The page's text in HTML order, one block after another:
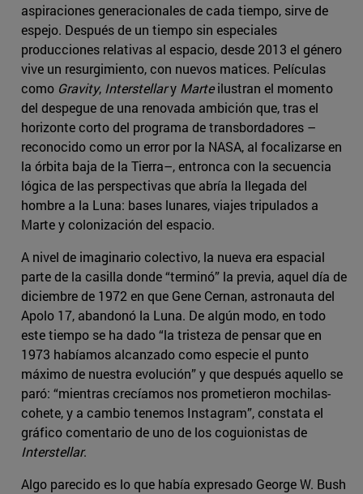
aspiraciones generacionales de cada tiempo, sirve de
espejo. Después de un tiempo sin especiales
producciones relativas al espacio, desde 2013 el género
vive un resurgimiento, con nuevos matices. Películas
como Gravity, Interstellary Marteilustran el momento
del despegue de una renovada ambición que, tras el
horizonte corto del programa de transbordadores –
reconocido como un error por la NASA, al focalizarse en
la órbita baja de la Tierra–, entronca con la secuencia
lógica de las perspectivas que abría la llegada del
hombre a la Luna: bases lunares, viajes tripulados a
Marte y colonización del espacio.
A nivel de imaginario colectivo, la nueva era espacial
parte de la casilla donde “terminó” la previa, aquel día de
diciembre de 1972 en que Gene Cernan, astronauta del
Apolo 17, abandonó la Luna. De algún modo, en todo
este tiempo se ha dado “la tristeza de pensar que en
1973 habíamos alcanzado como especie el punto
máximo de nuestra evolución” y que después aquello se
paró: “mientras crecíamos nos prometieron mochilas-
cohete, y a cambio tenemos Instagram”, constata el
gráfico comentario de uno de los coguionistas de
Interstellar.
Algo parecido es lo que había expresado George W. Bush